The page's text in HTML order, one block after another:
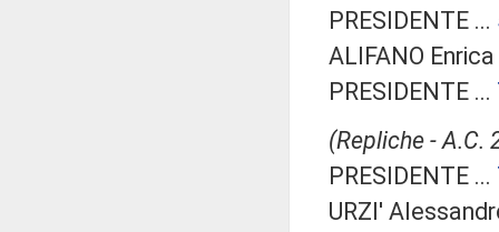
PRESIDENTE ...
ALIFANO
PRESIDENTE ...
(Repliche - A.C.
PRESIDENTE ...
URZI'